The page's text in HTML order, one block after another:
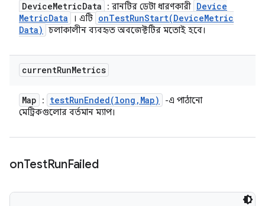
DeviceMetricData : রানটির ডেটা ধারণকারী Device
MetricData । এটি onTestRunStart(DeviceMetric
Data)
চলাকালীন ব্যবহৃত অবজেক্টটির মতোই হবে।
currentRunMetrics
Map : testRunEnded(long , Map)
-এ পাঠানো
মেট্রিকগুলোর বর্তমান ম্যাপ।
onTestRunFailed